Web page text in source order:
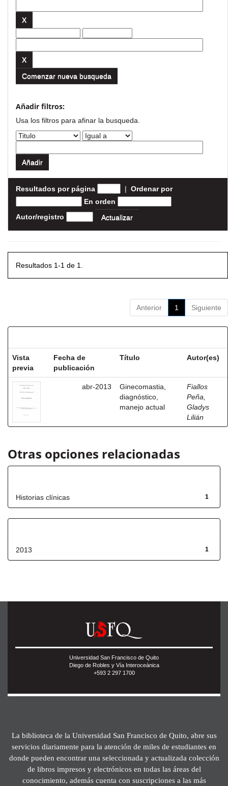
Comenzar nueva busqueda
Añadir filtros:
Usa los filtros para afinar la busqueda.
Resultados por página | Ordenar por
En orden
Autor/registro
Resultados 1-1 de 1.
Anterior 1 Siguiente
Vista
previa
Fecha de
publicación
Título Autor(es)
abr-2013
Ginecomastia,
diagnóstico,
manejo actual
Fiallos
Peña,
Gladys
Lilián
Otras opciones relacionadas
1
Historias clínicas
1
2013
Universidad San Francisco de Quito
Diego de Robles y Vía Interoceánica
+593 2 297 1700
La biblioteca de la Universidad San Francisco de Quito, abre sus
servicios diariamente para la atención de miles de estudiantes en
donde pueden encontrar una seleccionada y actualizada colección
de libros impresos y electrónicos en todas las áreas del
conocimiento, además cuenta con suscripciones a las más